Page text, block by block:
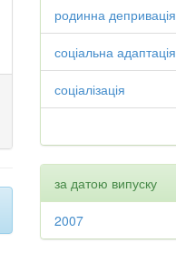
родинна депривація
соціальна адаптація
соціалізація
за датою випуску
2007